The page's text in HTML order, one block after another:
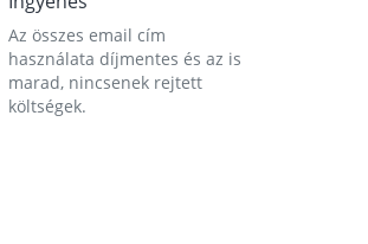
Az összes email cím
használata díjmentes és az is
marad, nincsenek rejtett
költségek.